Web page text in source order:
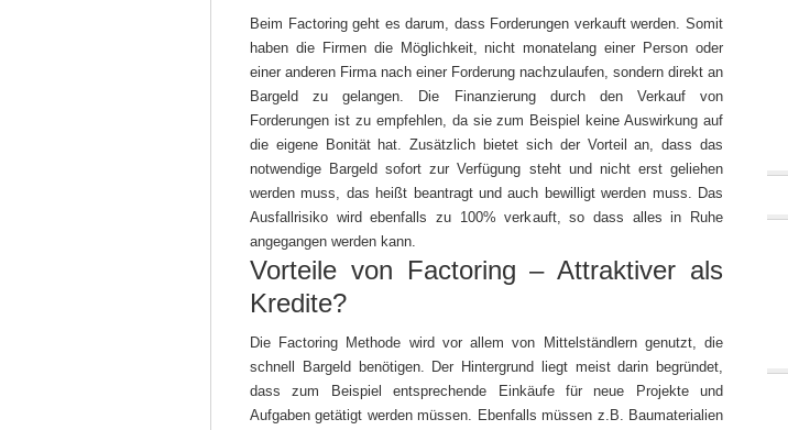
Beim Factoring geht es darum, dass Forderungen verkauft werden. Somit
haben die Firmen die Möglichkeit, nicht monatelang einer Person oder
einer anderen Firma nach einer Forderung nachzulaufen, sondern direkt an
Bargeld zu gelangen. Die Finanzierung durch den Verkauf von
Forderungen ist zu empfehlen, da sie zum Beispiel keine Auswirkung auf
die eigene Bonität hat. Zusätzlich bietet sich der Vorteil an, dass das
notwendige Bargeld sofort zur Verfügung steht und nicht erst geliehen
werden muss, das heißt beantragt und auch bewilligt werden muss. Das
Ausfallrisiko wird ebenfalls zu 100% verkauft, so dass alles in Ruhe
angegangen werden kann.
Vorteile von Factoring – Attraktiver als
Kredite?
Die Factoring Methode wird vor allem von Mittelständlern genutzt, die
schnell Bargeld benötigen. Der Hintergrund liegt meist darin begründet,
dass zum Beispiel entsprechende Einkäufe für neue Projekte und
Aufgaben getätigt werden müssen. Ebenfalls müssen z.B. Baumaterialien